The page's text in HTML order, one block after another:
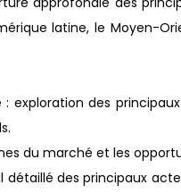
latine, le Moyen-
exploration des
du marché et les
détaillé des principaux